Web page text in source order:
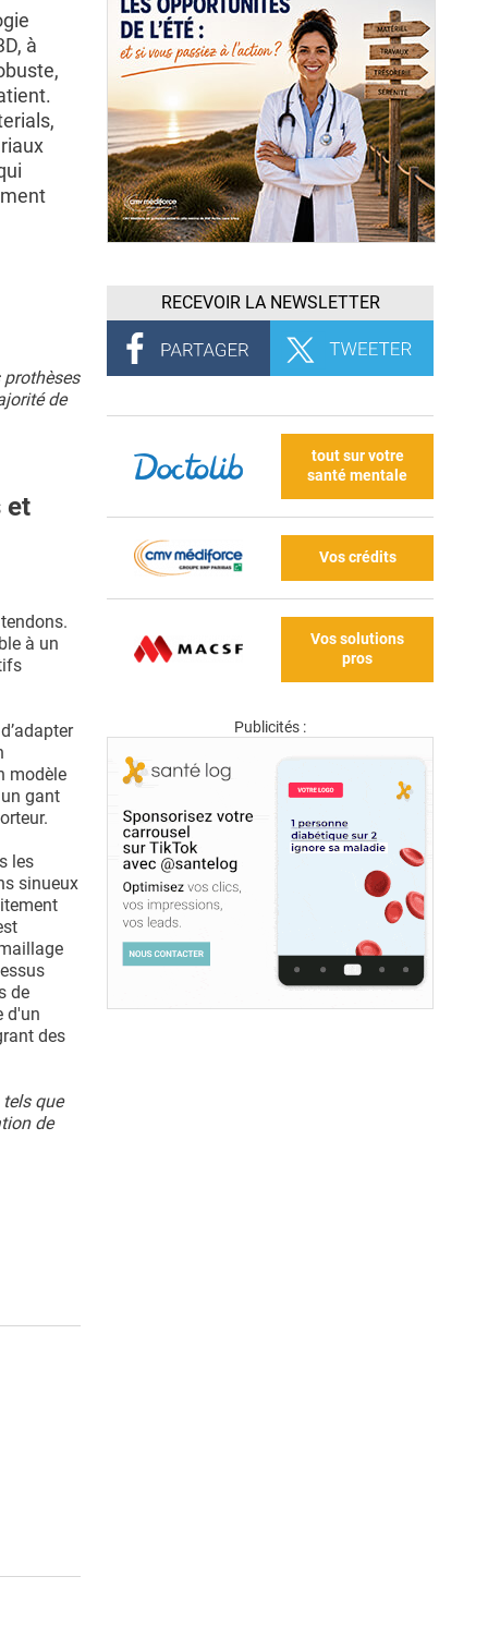
à
prothèses
de
et
à un
modèle
gant
les
sinueux
de
d'un
des
que
de
RECEVOIR LA NEWSLETTER
tout sur votre
santé mentale
Vos crédits
Vos solutions
pros
Publicités :